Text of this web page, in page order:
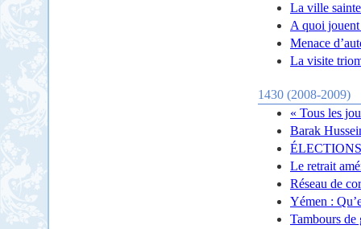
La ville
A quoi
Menace
La visite
1430 (2008-2009)
« Tous les
Barak
Le retrait
Réseau de
Yémen :
Tambours